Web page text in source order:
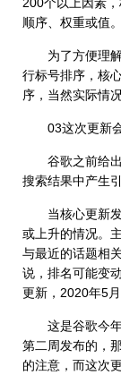
顺序、权重或值。
为了方便理解
行标号排序，核
序，当然实际情
03这次更新会
谷歌之前给出
搜索结果中产生
当核心更新发
或上升的情况。
与最近的话题相
说，排名可能变
更新，2020年5
这是谷歌今年
第二周发布的，
的注意，而这次